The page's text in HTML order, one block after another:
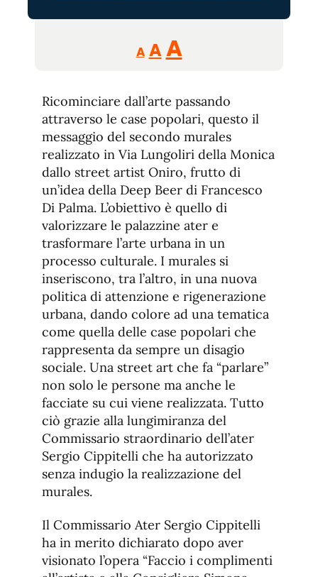
A
Reducir
tamaño
A Restablecer
de
fuente
AAumentar
de
fuente.
Ricominciare dall’arte passando
attraverso le case popolari, questo il
messaggio del secondo murales
realizzato in Via Lungoliri della Monica
dallo street artist Oniro, frutto di
un’idea della Deep Beer di Francesco
Di Palma. L’obiettivo è quello di
valorizzare le palazzine ater e
trasformare l’arte urbana in un
processo culturale. I murales si
inseriscono, tra l’altro, in una nuova
politica di attenzione e rigenerazione
urbana, dando colore ad una tematica
come quella delle case popolari che
rappresenta da sempre un disagio
sociale. Una street art che fa “parlare”
non solo le persone ma anche le
facciate su cui viene realizzata. Tutto
ciò grazie alla lungimiranza del
Commissario straordinario dell’ater
Sergio Cippitelli che ha autorizzato
senza indugio la realizzazione del
murales.
Il Commissario Ater Sergio Cippitelli
ha in merito dichiarato dopo aver
visionato l’opera “Faccio i complimenti